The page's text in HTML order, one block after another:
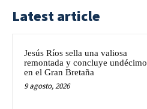
Latest article
Jesús Ríos sella una valiosa
remontada y concluye undécimo
en el Gran Bretaña
9 agosto, 2026